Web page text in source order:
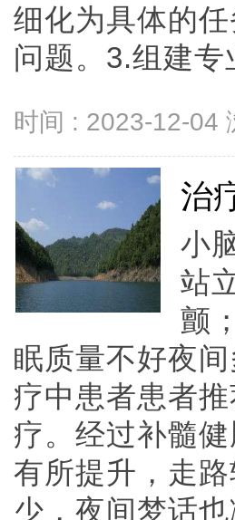
细化为具体的
问题。3.组建
时间 : 2023-12-04
治
小
站
颤
眠质量不好夜
疗中患者患者
疗。经过补髓
有所提升，走
少，夜间梦话